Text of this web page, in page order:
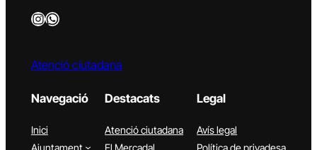
InstagramWhatsApp
Atenció ciutadana
Navegació
Inici
Ajuntament
Destacats
Atenció ciutadana
El Mercadal
Legal
Avís legal
Política de privadesa